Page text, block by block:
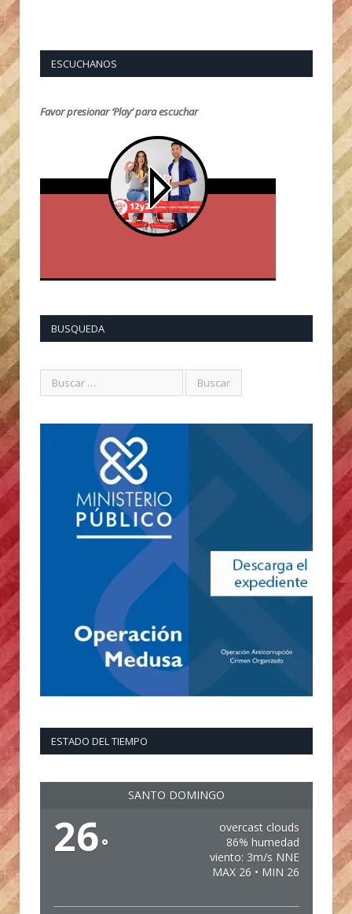
ESCUCHANOS
Favor presionar ‘Play’ para escuchar
BUSQUEDA
ESTADO DEL TIEMPO
SANTO DOMINGO
26°
overcast clouds
86% humedad
viento: 3m/s NNE
MAX 26 • MIN 26